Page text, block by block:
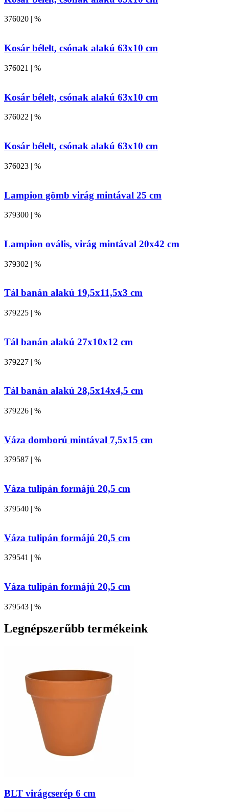
376020 | %
Kosár bélelt, csónak alakú 63x10 cm
376021 | %
Kosár bélelt, csónak alakú 63x10 cm
376022 | %
Kosár bélelt, csónak alakú 63x10 cm
376023 | %
Lampion gömb virág mintával 25 cm
379300 | %
Lampion ovális, virág mintával 20x42 cm
379302 | %
Tál banán alakú 19,5x11,5x3 cm
379225 | %
Tál banán alakú 27x10x12 cm
379227 | %
Tál banán alakú 28,5x14x4,5 cm
379226 | %
Váza domború mintával 7,5x15 cm
379587 | %
Váza tulipán formájú 20,5 cm
379540 | %
Váza tulipán formájú 20,5 cm
379541 | %
Váza tulipán formájú 20,5 cm
379543 | %
Legnépszerűbb termékeink
BLT virágcserép 6 cm